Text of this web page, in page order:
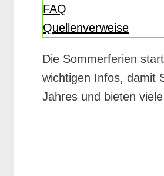
FAQ
Quellenverweise
Die Sommerferien
wichtigen Infos, damit
Jahres und bieten